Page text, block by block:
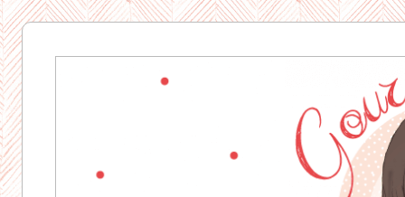
& Bavardages